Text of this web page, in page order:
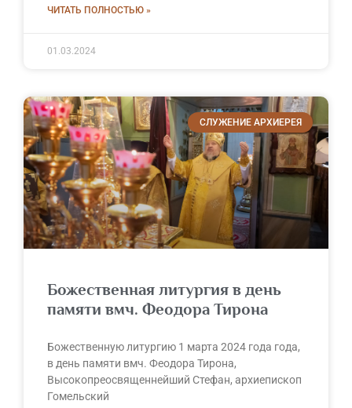
ЧИТАТЬ ПОЛНОСТЬЮ »
01.03.2024
СЛУЖЕНИЕ АРХИЕРЕЯ
Божественная литургия в день
памяти вмч. Феодора Тирона
Божественную литургию 1 марта 2024 года года,
в день памяти вмч. Феодора Тирона,
Высокопреосвященнейший Стефан, архиепископ
Гомельский